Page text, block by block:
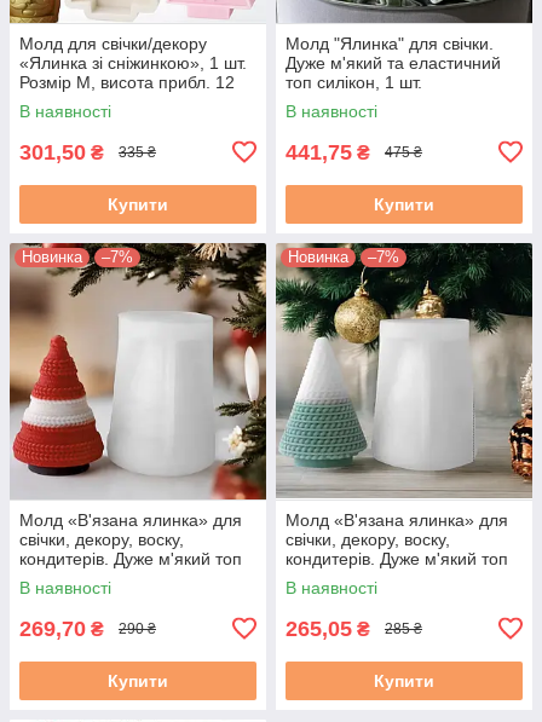
Молд для свічки/декору
«Ялинка зі сніжинкою», 1 шт.
Розмір М, висота прибл. 12
см
В наявності
301,50 ₴ 335 ₴
Купити
Молд "Ялинка" для свічки.
Дуже м'який та еластичний
топ силікон, 1 шт.
В наявності
441,75 ₴ 475 ₴
Купити
Новинка –7%
Молд «В'язана ялинка» для
свічки, декору, воску,
кондитерів. Дуже м'який топ
силікон. 1 шт. М. 755. Ок. 8
см
В наявності
269,70 ₴ 290 ₴
Купити
Новинка –7%
Молд «В'язана ялинка» для
свічки, декору, воску,
кондитерів. Дуже м'який топ
силікон. 1 шт. М. 7552. Ок. 8
см
В наявності
265,05 ₴ 285 ₴
Купити